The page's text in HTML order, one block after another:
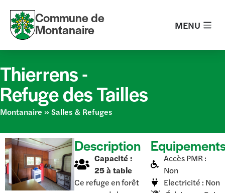
Commune de
Montanaire MENU
Thierrens -
Refuge des Tailles
Montanaire »Salles & Refuges
Description
Capacité :
25 à table
Ce refuge en forêt
Accès PMR :
Non
Electricité : Non